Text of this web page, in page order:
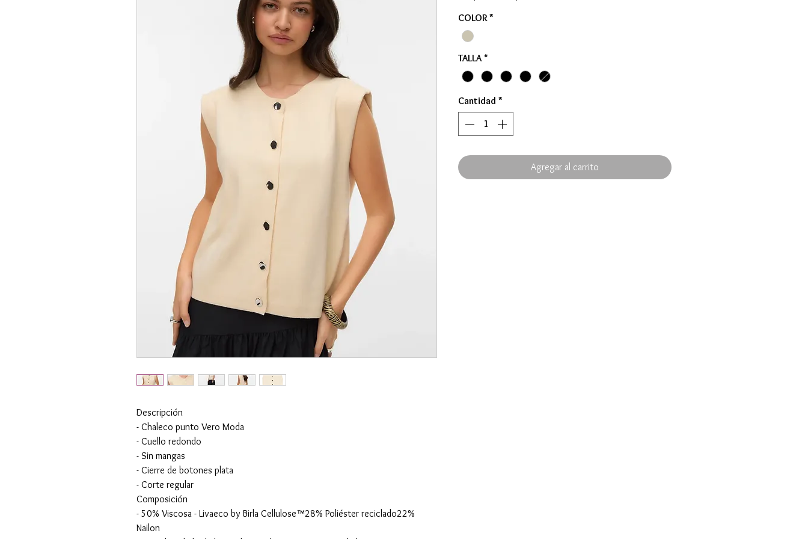
Descripción
- Chaleco punto Vero Moda
- Cuello redondo
- Sin mangas
- Cierre de botones plata
- Corte regular
Composición
- 50% Viscosa - Livaeco by Birla Cellulose™28% Poliéster reciclado22%
Nailon
COLOR *
TALLA *
Cantidad *
Agregar al carrito